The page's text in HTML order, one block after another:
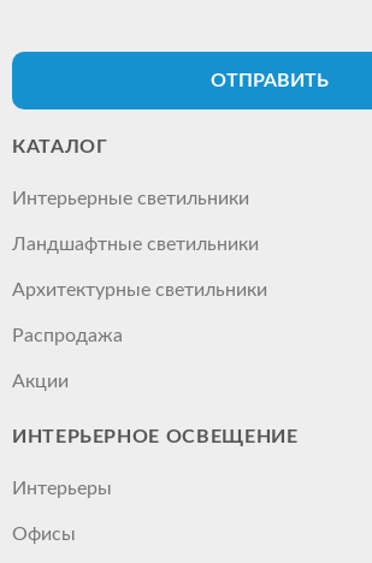
ОТПРАВИТЬ
КАТАЛОГ
Интерьерные светильники
Ландшафтные светильники
Архитектурные светильники
Распродажа
Акции
ИНТЕРЬЕРНОЕ ОСВЕЩЕНИЕ
Интерьеры
Офисы